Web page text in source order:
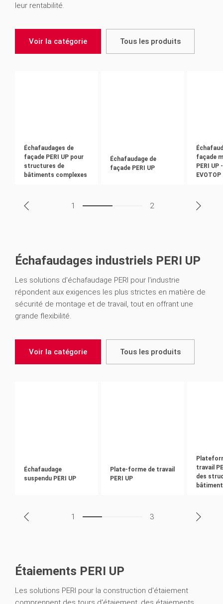
leur rentabilité.
Voir la catégorie Tous les produits
Échafaudages de
façade PERI UP pour
structures de
bâtiments complexes
Échafaudage de
façade PERI UP
façade
PERI UP
EVOTOP
1 2
Échafaudages industriels PERI UP
Les solutions d'échafaudage PERI pour l'industrie
répondent aux exigences les plus strictes en matière de
sécurité de montage et de travail, tout en offrant une
grande flexibilité.
Voir la catégorie Tous les produits
Échafaudage
suspendu PERI UP
Plate-forme de travail
PERI UP
travail
des
1 3
Étaiements PERI UP
Les solutions PERI pour la construction d'étaiement